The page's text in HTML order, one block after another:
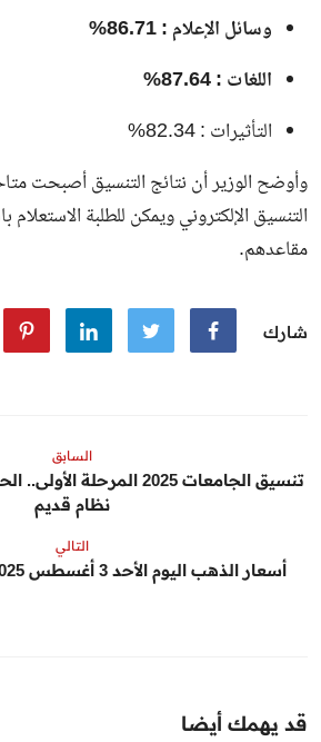
وسائل الإعلام : 86.71%
اللغات : 87.64%
التأثيرات : 82.34%
وأوضح الوزير أن نتائج التنسيق أصبحت
التنسيق الإلكتروني ويمكن للطلبة الاستعلام
مقاعدهم.
شارك
السابق
تنسيق الجامعات 2025 المرحلة
نظام قديم
التالي
أسعار الذهب اليوم الأحد 3 أغسطس 2025: كم سعر عيار 21؟
قد يهمك أيضا